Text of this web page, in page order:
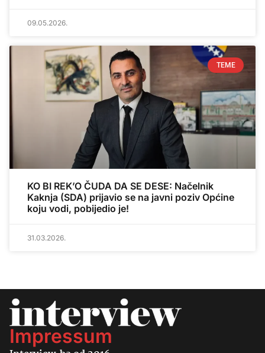
09.05.2026.
TEME
KO BI REK’O ČUDA DA SE DESE: Načelnik
Kaknja (SDA) prijavio se na javni poziv Općine
koju vodi, pobijedio je!
31.03.2026.
Impressum